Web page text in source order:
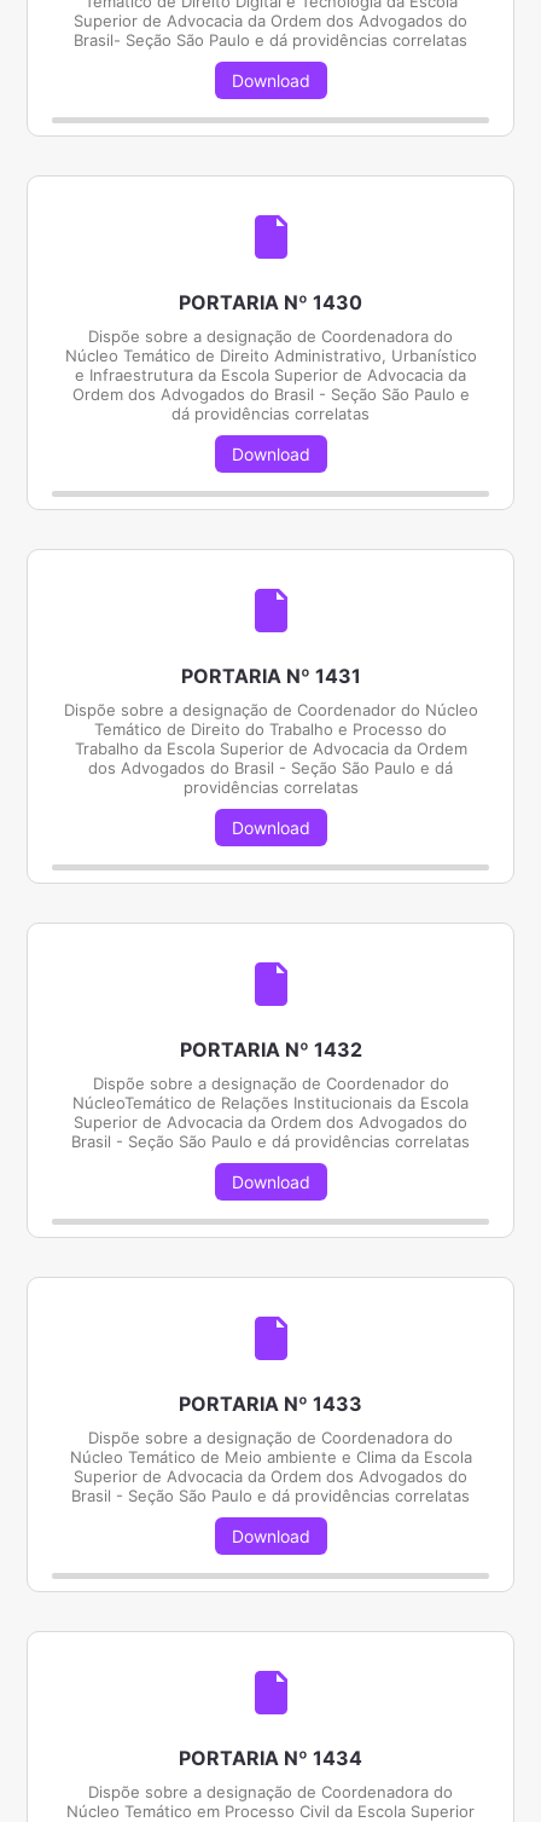
Superior de Advocacia da Ordem dos Advogados do
Brasil- Seção São Paulo e dá providências correlatas
Download
PORTARIA Nº 1430
Dispõe sobre a designação de Coordenadora do
Núcleo Temático de Direito Administrativo, Urbanístico
e Infraestrutura da Escola Superior de Advocacia da
Ordem dos Advogados do Brasil - Seção São Paulo e
dá providências correlatas
Download
PORTARIA Nº 1431
Dispõe sobre a designação de Coordenador do Núcleo
Temático de Direito do Trabalho e Processo do
Trabalho da Escola Superior de Advocacia da Ordem
dos Advogados do Brasil - Seção São Paulo e dá
providências correlatas
Download
PORTARIA Nº 1432
Dispõe sobre a designação de Coordenador do
NúcleoTemático de Relações Institucionais da Escola
Superior de Advocacia da Ordem dos Advogados do
Brasil - Seção São Paulo e dá providências correlatas
Download
PORTARIA Nº 1433
Dispõe sobre a designação de Coordenadora do
Núcleo Temático de Meio ambiente e Clima da Escola
Superior de Advocacia da Ordem dos Advogados do
Brasil - Seção São Paulo e dá providências correlatas
Download
PORTARIA Nº 1434
Dispõe sobre a designação de Coordenadora do
Núcleo Temático em Processo Civil da Escola Superior